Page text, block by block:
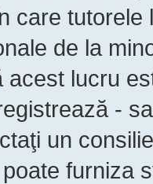
care
de la
acest lucru
-
un
furniza